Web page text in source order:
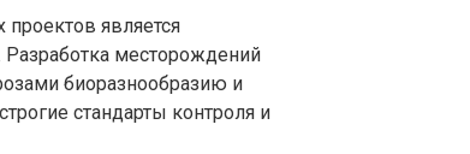
является
Разработка месторождений
биоразнообразию и
стандарты контроля и